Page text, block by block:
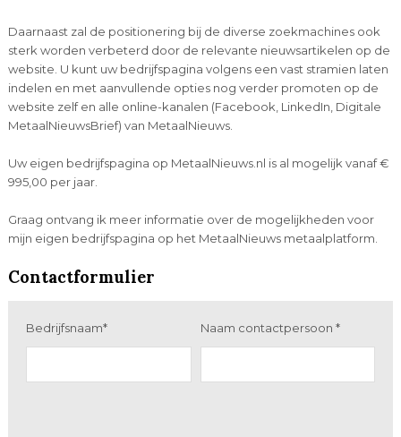
Daarnaast zal de positionering bij de diverse zoekmachines ook
sterk worden verbeterd door de relevante nieuwsartikelen op de
website. U kunt uw bedrijfspagina volgens een vast stramien laten
indelen en met aanvullende opties nog verder promoten op de
website zelf en alle online-kanalen (Facebook, LinkedIn, Digitale
MetaalNieuwsBrief) van MetaalNieuws.
Uw eigen bedrijfspagina op MetaalNieuws.nl is al mogelijk vanaf €
995,00 per jaar.
Graag ontvang ik meer informatie over de mogelijkheden voor
mijn eigen bedrijfspagina op het MetaalNieuws metaalplatform.
Contactformulier
Bedrijfsnaam* Naam contactpersoon *